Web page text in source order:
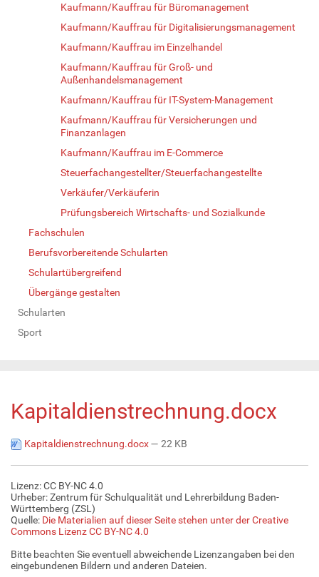
Kaufmann/Kauffrau für Büromanagement
Kaufmann/Kauffrau für Digitalisierungsmanagement
Kaufmann/Kauffrau im Einzelhandel
Kaufmann/Kauffrau für Groß- und
Außenhandelsmanagement
Kaufmann/Kauffrau für IT-System-Management
Kaufmann/Kauffrau für Versicherungen und
Finanzanlagen
Kaufmann/Kauffrau im E-Commerce
Steuerfachangestellter/Steuerfachangestellte
Verkäufer/Verkäuferin
Prüfungsbereich Wirtschafts- und Sozialkunde
Fachschulen
Berufsvorbereitende Schularten
Schulartübergreifend
Übergänge gestalten
Schularten
Sport
Kapitaldienstrechnung.docx
Kapitaldienstrechnung.docx— 22 KB
Lizenz: CC BY-NC 4.0
Urheber: Zentrum für Schulqualität und Lehrerbildung Baden-
Württemberg (ZSL)
Quelle: Die Materialien auf dieser Seite stehen unter der Creative
Commons Lizenz CC BY-NC 4.0
Bitte beachten Sie eventuell abweichende Lizenzangaben bei den
eingebundenen Bildern und anderen Dateien.